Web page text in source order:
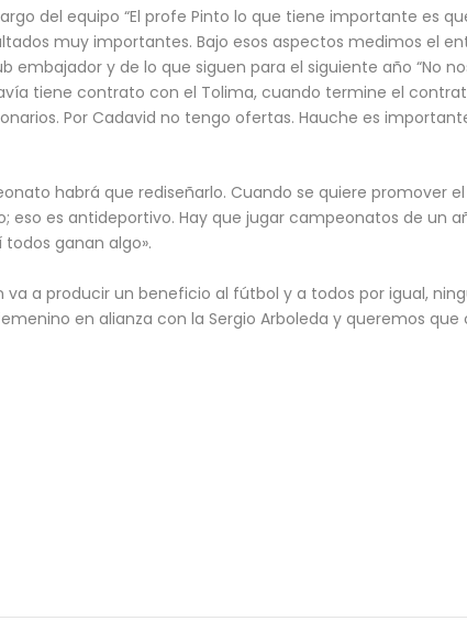
del equipo “El profe Pinto lo que tiene importante es
muy importantes. Bajo esos aspectos medimos el
y de lo que siguen para el siguiente año “No
tiene contrato con el Tolima, cuando termine el
Por Cadavid no tengo ofertas. Hauche es
habrá que rediseñarlo. Cuando se quiere promover
es antideportivo. Hay que jugar campeonatos de un
ganan algo».
a producir un beneficio al fútbol y a todos por igual,
en alianza con la Sergio Arboleda y queremos